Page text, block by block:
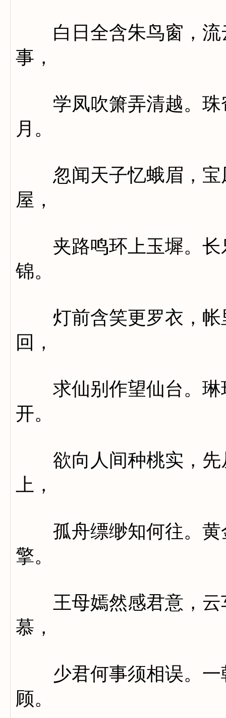
白日全含朱鸟窗，流
事，
学凤吹箫弄清越。珠
月。
忽闻天子忆蛾眉，宝
屋，
夹路鸣环上玉墀。长
锦。
灯前含笑更罗衣，帐
回，
求仙别作望仙台。琳
开。
欲向人间种桃实，先
上，
孤舟缥缈知何往。黄
擎。
王母嫣然感君意，云
慕，
少君何事须相误。一
顾。